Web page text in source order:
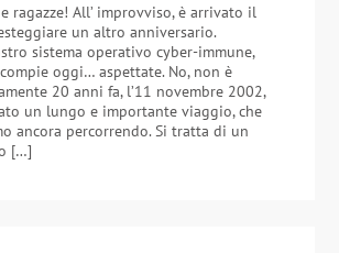
ragazze! All’ improvviso, è arrivato il
un altro anniversario.
sistema operativo cyber-immune,
compie oggi… aspettate. No, non è
20 anni fa, l’11 novembre 2002,
un lungo e importante viaggio, che
ancora percorrendo. Si tratta di un
[…]